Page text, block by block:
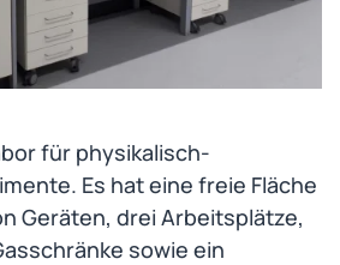
für physikalisch-
Es hat eine freie Fläche
Geräten, drei Arbeitsplätze,
sowie ein